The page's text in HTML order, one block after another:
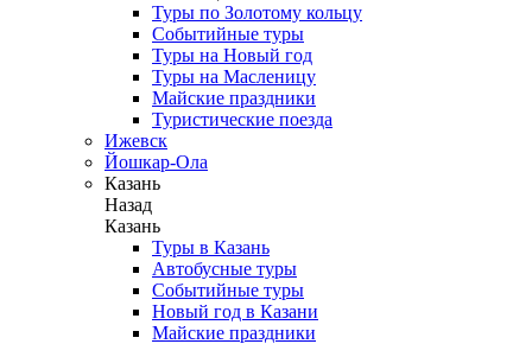
Туры по Золотому кольцу
Событийные туры
Туры на Новый год
Туры на Масленицу
Майские праздники
Туристические поезда
Ижевск
Йошкар-Ола
Казань
Назад
Казань
Туры в Казань
Автобусные туры
Событийные туры
Новый год в Казани
Майские праздники